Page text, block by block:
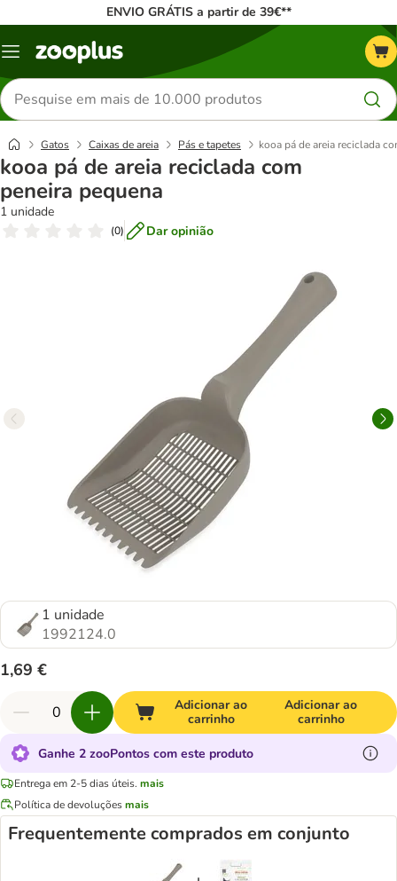
ENVIO GRÁTIS a partir de 39€**
Menu
Pesquisar
produtos
Gatos Caixas de areia Pás e tapetes kooa pá de areia reciclada
kooa pá de areia reciclada com
peneira pequena
1 unidade
(0) Dar opinião
1 unidade
1992124.0
1,69 €
Adicionar ao
carrinho
Adicionar ao
carrinho
Ganhe 2 zooPontos com este produto
Entrega em 2-5 dias úteis. mais
Política de devoluçõesmais
Frequentemente comprados em conjunto